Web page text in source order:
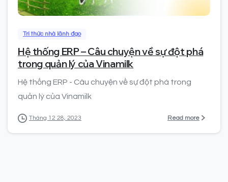
Tri thức nhà lãnh đạo
Hệ thống ERP – Câu chuyện về sự đột phá
trong quản lý của Vinamilk
Hệ thống ERP - Câu chuyện về sự đột phá trong
quản lý của Vinamilk
Tháng 12 28, 2023 Read more